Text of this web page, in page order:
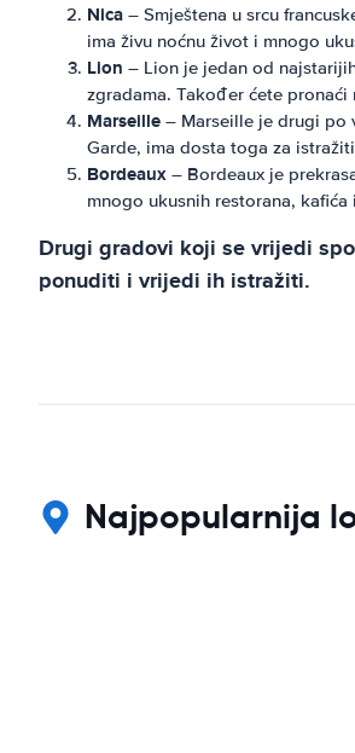
Nica – Smještena u srcu
ima živu noćnu život i mnogo
Lion – Lion je jedan od
zgradama. Također ćete
Marseille – Marseille je drugi po
Garde, ima dosta toga za
Bordeaux – Bordeaux je
mnogo ukusnih restorana,
Drugi gradovi koji se vrijedi
ponuditi i vrijedi ih istražiti.
Najpopularnija